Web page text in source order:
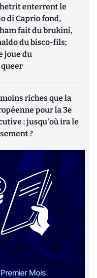
enterrent le
di Caprio fond,
fait du brukini,
du bisco-fils;
joue du
riches que la
pour la 3e
: jusqu'où ira le
?
Mois